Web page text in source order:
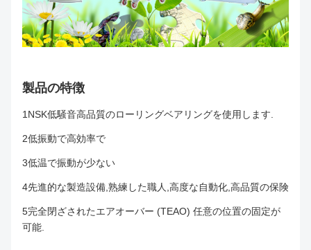
製品の特徴
1NSK低騒音高品質のローリングベアリングを使用します.
2低振動で高効率で
3低温で振動が少ない
4先進的な製造設備,熟練した職人,高度な自動化,高品質の保険
5完全閉ざされたエアオーバー (TEAO) 任意の位置の固定が
可能.